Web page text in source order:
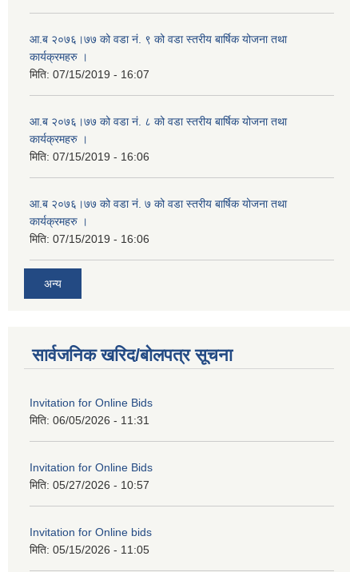
आ.ब २०७६।७७ को वडा नं. ९ को वडा स्तरीय बार्षिक योजना तथा
कार्यक्रमहरु ।
मिति: 07/15/2019 - 16:07
आ.ब २०७६।७७ को वडा नं. ८ को वडा स्तरीय बार्षिक योजना तथा
कार्यक्रमहरु ।
मिति: 07/15/2019 - 16:06
आ.ब २०७६।७७ को वडा नं. ७ को वडा स्तरीय बार्षिक योजना तथा
कार्यक्रमहरु ।
मिति: 07/15/2019 - 16:06
अन्य
सार्वजनिक खरिद/बोलपत्र सूचना
Invitation for Online Bids
मिति: 06/05/2026 - 11:31
Invitation for Online Bids
मिति: 05/27/2026 - 10:57
Invitation for Online bids
मिति: 05/15/2026 - 11:05